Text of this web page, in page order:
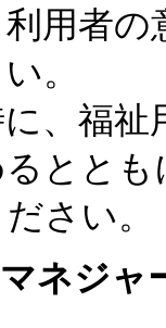
利用者
。
に、福
ととも
さい。
ネジャ